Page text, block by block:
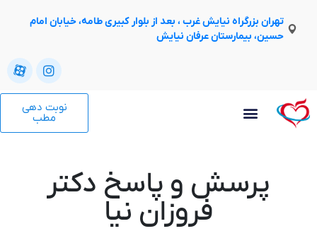
تهران بزرگراه نیایش غرب ، بعد از بلوار کبیری طامه، خیابان امام
حسین، بیمارستان عرفان نیایش
نوبت دهی
پرسش و پاسخ دکتر
فروزان نیا